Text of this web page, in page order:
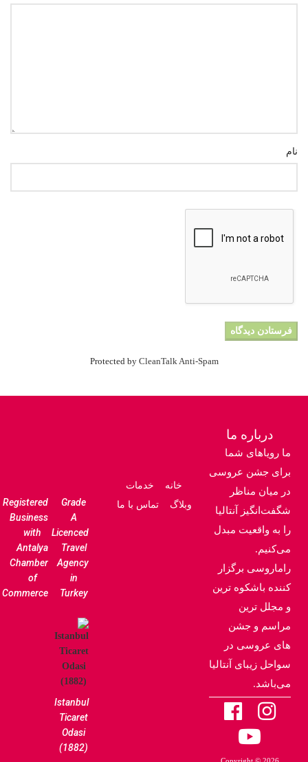
نام
Protected by CleanTalk Anti-Spam
درباره ما
ما رویاهای شما
برای جشن عروسی
در میان مناظر
شگفت‌انگیز آنتالیا
را به واقعیت مبدل
می‌کنیم.
راماروسی برگزار
کننده باشکوه ترین
و مجلل ترین
مراسم و جشن
های عروسی در
سواحل زیبای آنتالیا
می‌باشد.
Copyright © 2026
خانه
خدمات
وبلاگ
تماس با ما
Grade
A
Licenced
Travel
Agency
in
Turkey
Registered
Business
with
Antalya
Chamber
of
Commerce
Istanbul
Ticaret
Odasi
(1882)